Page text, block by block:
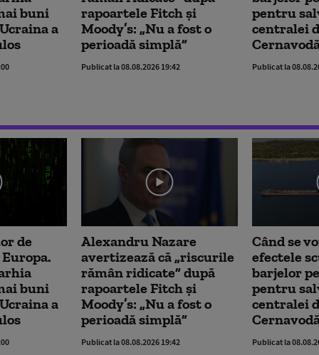
buni
a
rapoartele Fitch și
Moody’s: „Nu a fost o
perioadă simplă”
Publicat la 08.08.2026 19:42
pentru
centralei
Publicat la
de
buni
a
Alexandru Nazare
avertizează că „riscurile
rămân ridicate” după
rapoartele Fitch și
Moody’s: „Nu a fost o
perioadă simplă”
Publicat la 08.08.2026 19:42
Când se
efectele
barjelor
pentru
centralei
Publicat la